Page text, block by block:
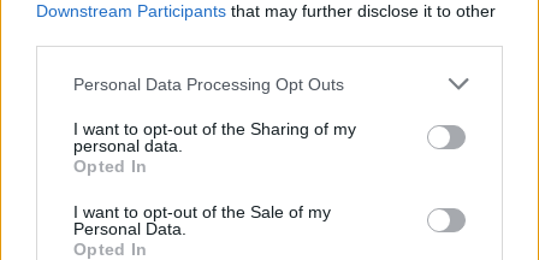
Downstream Participants that may further disclose it to other
Personal Data Processing Opt Outs
I want to opt-out of the Sharing of my
personal data.
Opted In
I want to opt-out of the Sale of my
Personal Data.
Opted In
Zjarri masiv që përfshiu
Krujën duke shkrumbuar
Rama: Shmangëm një
bilanc tragjik
Sot dita e 71 e revoltës/
klasës politike: Rama jep